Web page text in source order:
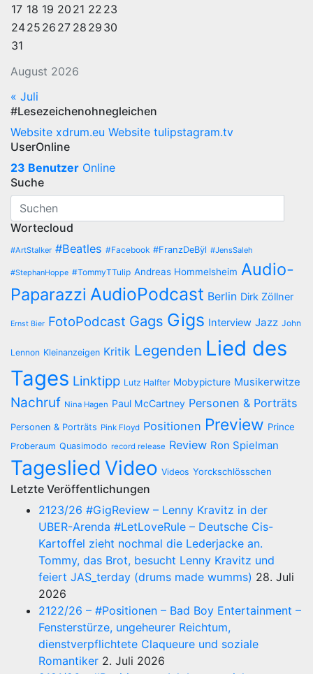
August 2026
17 18 19 20 21 22 23
2425 26 27 28 29 30
31
« Juli
#Lesezeichenohnegleichen
Website xdrum.eu Website tulipstagram.tv
UserOnline
23 Benutzer Online
Suche
Wortecloud
#ArtStalker #Beatles #Facebook #FranzDeBÿl #JensSaleh
#StephanHoppe #TommyTTulip Andreas Hommelsheim Audio-
Paparazzi AudioPodcast Berlin Dirk Zöllner
Ernst Bier FotoPodcast Gags Gigs Interview Jazz John
Lennon Kleinanzeigen Kritik Legenden Lied des
Tages Linktipp Lutz Halfter Mobypicture Musikerwitze
Nachruf Nina Hagen Paul McCartney Personen & Porträts
Personen & Porträts Pink Floyd Positionen Preview Prince
Proberaum Quasimodo record release Review Ron Spielman
Tageslied Video Videos Yorckschlösschen
Letzte Veröffentlichungen
2123/26 #GigReview – Lenny Kravitz in der
UBER-Arenda #LetLoveRule – Deutsche Cis-
Kartoffel zieht nochmal die Lederjacke an.
Tommy, das Brot, besucht Lenny Kravitz und
feiert JAS_terday (drums made wumms) 28. Juli
2026
2122/26 – #Positionen – Bad Boy Entertainment –
Fensterstürze, ungeheurer Reichtum,
dienstverpflichtete Claqueure und soziale
Romantiker 2. Juli 2026